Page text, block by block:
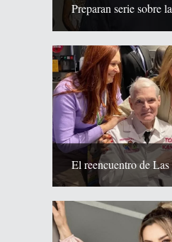
Preparan serie sobre
El reencuentro de